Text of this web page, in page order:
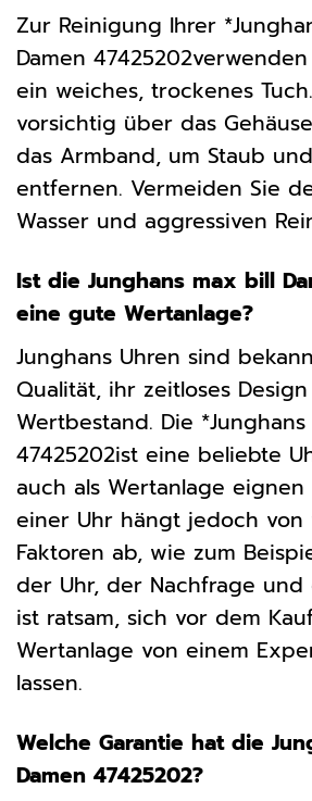
Zur Reinigung Ihrer
Damen
ein weiches, trockenes
vorsichtig über das
das Armband, um Staub
entfernen. Vermeiden Sie
Wasser und aggressiven
Ist die Junghans max bill
eine gute Wertanlage?
Junghans Uhren sind
Qualität, ihr zeitloses
Wertbestand. Die
47425202ist eine beliebte
auch als Wertanlage
einer Uhr hängt jedoch von
Faktoren ab, wie zum
der Uhr, der Nachfrage und
ist ratsam, sich vor dem
Wertanlage von einem
lassen.
Welche Garantie hat die
Damen 47425202?